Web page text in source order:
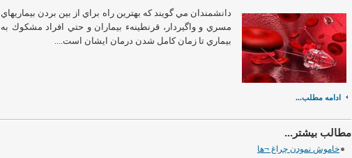
دانشمندان مي گويند كه بهترين راه براي از بين بردن بيماريهاي
مسري و واگيردار، قرنطينهء بيماران و حتي افراد مشكوك به
بيماري تا زمان كامل شدن درمان ايشان است....
ادامه مطلب...
مطالب بیشتر...
خاموش نمودن چراغ ¬ها